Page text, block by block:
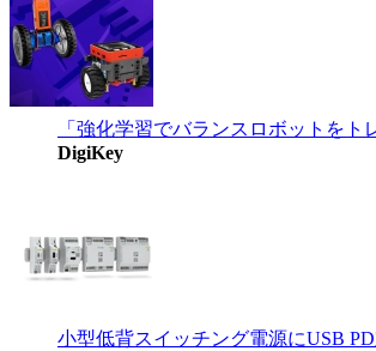
「強化学習でバランスロボットを
DigiKey
小型低背スイッチング電源にUSB